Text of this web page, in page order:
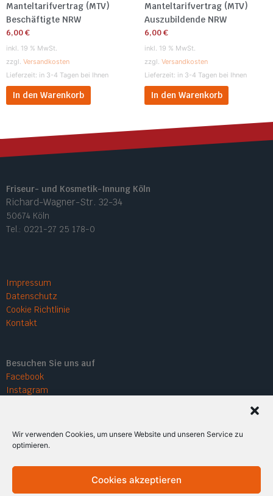
Wir verwenden Cookies, um unsere Website und unseren Service zu
optimieren.
Cookies akzeptieren
Manteltarifvertrag (MTV)
Beschäftigte NRW
6,00€
inkl. 19 % MwSt.
zzgl. Versandkosten
Lieferzeit: in 3-4 Tagen bei Ihnen
In den Warenkorb
Manteltarifvertrag (MTV)
Auszubildende NRW
6,00€
inkl. 19 % MwSt.
zzgl. Versandkosten
Lieferzeit: in 3-4 Tagen bei Ihnen
In den Warenkorb
Friseur- und Kosmetik-Innung Köln
Richard-Wagner-Str. 32-34
50674 Köln
Tel.: 0221-27 25 178-0
Impressum
Datenschutz
Cookie Richtlinie
Kontakt
Besuchen Sie uns auf
Facebook
Instagram